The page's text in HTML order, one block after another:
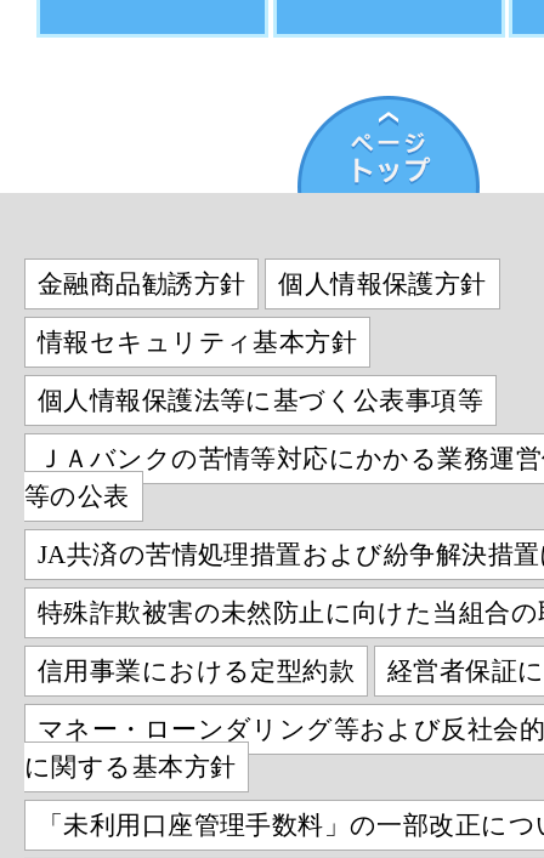
金融商品勧誘方針
個人情報保護方針
情報セキュリティ基本方針
個人情報保護法等に基づく公表事項等
ＪＡバンクの苦情等対応にかかる業務運
等の公表
JA共済の苦情処理措置および紛争解決措
特殊詐欺被害の未然防止に向けた当組合
信用事業における定型約款
経営者保証
マネー・ローンダリング等および反社会
に関する基本方針
「未利用口座管理手数料」の一部改正に